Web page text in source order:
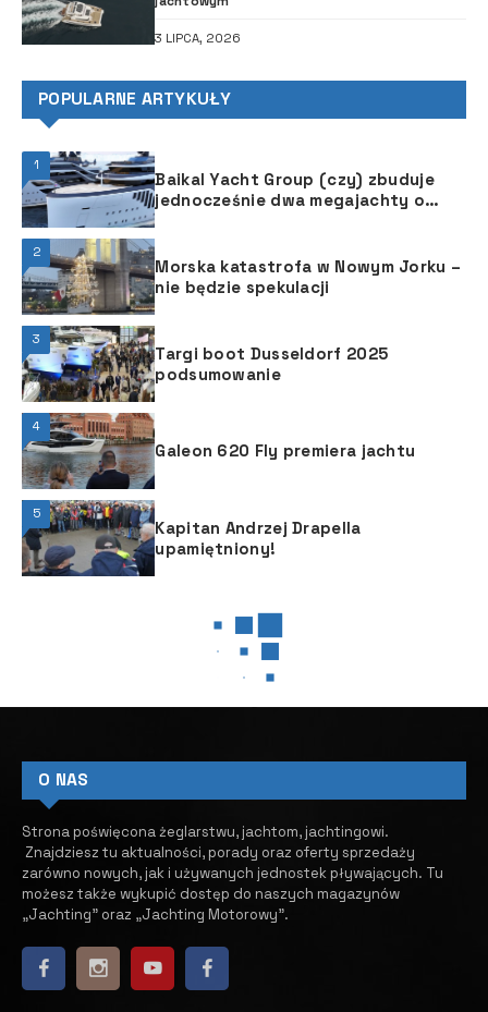
3 LIPCA, 2026
POPULARNE ARTYKUŁY
1
Baikal Yacht Group (czy) zbuduje
jednocześnie dwa megajachty o
2
Morska katastrofa w Nowym Jorku –
nie będzie spekulacji
3
Targi boot Dusseldorf 2025
podsumowanie
4
Galeon 620 Fly premiera jachtu
5
Kapitan Andrzej Drapella
upamiętniony!
zbuduje jednocześnie dwa
megajachty o długości 86 m
10 MARCA, 2024